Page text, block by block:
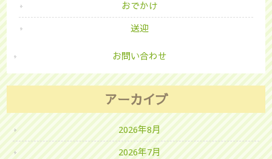
おでかけ
送迎
お問い合わせ
アーカイブ
2026年8月
2026年7月